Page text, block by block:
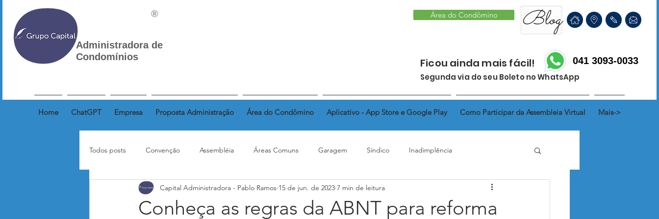
Administradora de
Condomínios
® Área do Condômino Blog
041 3093-0033
Ficou ainda mais fácil!
Segunda via do seu Boleto no WhatsApp
Home ChatGPT Empresa Proposta Administração Área do Condômino Aplicativo - App Store e Google Play Como Participar da Assembleia Virtual Mais->
Todos posts Convenção Assembléia Áreas Comuns Garagem Síndico Inadimplência
Correspondência Inquilinos Regimento Interno Fundo de reserva Alteração de Fachada Fração Ideal
Conheça as regras da ABNT para reforma
Capital Administradora - Pablo Ramos 15 de jun. de 2023 7 min de leitura